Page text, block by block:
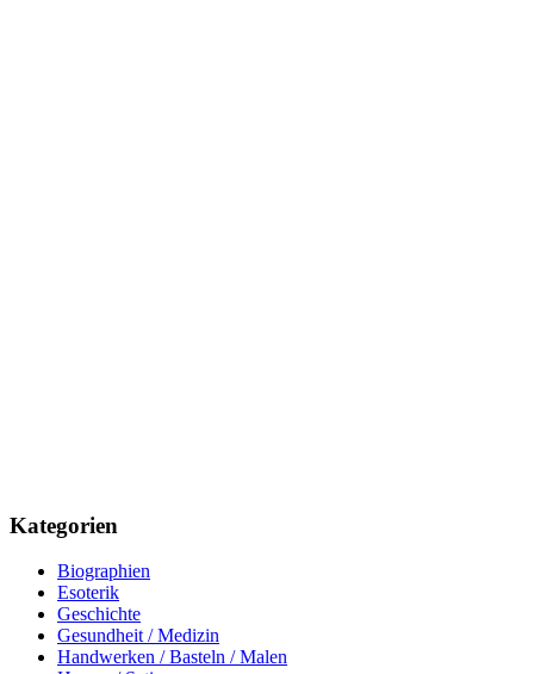
Kategorien
Biographien
Esoterik
Geschichte
Gesundheit / Medizin
Handwerken / Basteln / Malen